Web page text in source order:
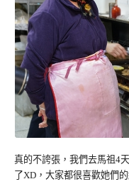
真的不誇張，我們去馬祖4
了XD，大家都很喜歡她們